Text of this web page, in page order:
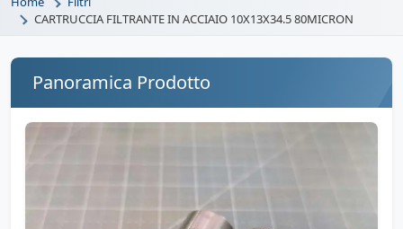
CARTRUCCIA FILTRANTE IN ACCIAIO 10X13X34.5 80MICRON
Panoramica Prodotto